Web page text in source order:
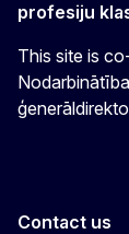
profesiju
This site is
Contact us